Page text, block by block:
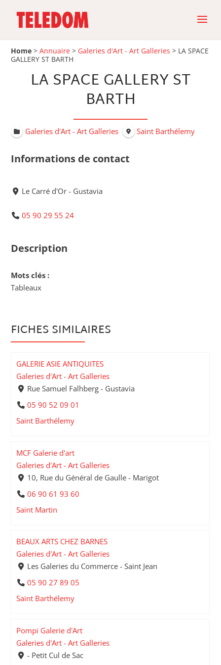
Home >Annuaire > Galeries d'Art - Art Galleries > LA SPACE
GALLERY ST BARTH
LA SPACE GALLERY ST
BARTH
Galeries d'Art - Art Galleries Saint Barthélemy
Informations de contact
Le Carré d'Or - Gustavia
05 90 29 55 24
Description
Mots clés :
Tableaux
FICHES SIMILAIRES
GALERIE ASIE ANTIQUITES
Galeries d'Art - Art Galleries
Rue Samuel Falhberg - Gustavia
05 90 52 09 01
Saint Barthélemy
MCF Galerie d'art
Galeries d'Art - Art Galleries
10, Rue du Général de Gaulle - Marigot
06 90 61 93 60
Saint Martin
BEAUX ARTS CHEZ BARNES
Galeries d'Art - Art Galleries
Les Galeries du Commerce - Saint Jean
05 90 27 89 05
Saint Barthélemy
Pompi Galerie d'Art
Galeries d'Art - Art Galleries
- Petit Cul de Sac